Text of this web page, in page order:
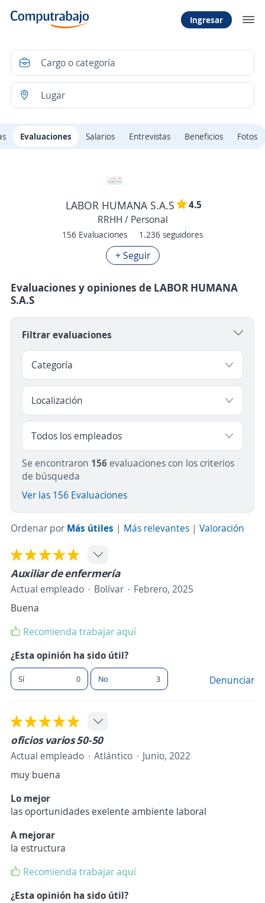
Ingresar
Evaluaciones Salarios Entrevistas Beneficios Fotos
LABOR HUMANA S.A.S
4.5
RRHH / Personal
156 Evaluaciones 1.236 seguidores
+ Seguir
Evaluaciones y opiniones de LABOR HUMANA
S.A.S
Filtrar evaluaciones
Se encontraron 156 evaluaciones con los criterios
de búsqueda
Ver las 156 Evaluaciones
Ordenar por Más útiles | Más relevantes | Valoración
Auxiliar de enfermería
Actual empleado Bolívar
Febrero, 2025
Buena
Recomienda trabajar aquí
¿Esta opinión ha sido útil?
Sí 0 No 3 Denunciar
oficios varios 50-50
Actual empleado Atlántico
Junio, 2022
muy buena
Lo mejor
las oportunidades exelente ambiente laboral
A mejorar
la estructura
Recomienda trabajar aquí
¿Esta opinión ha sido útil?